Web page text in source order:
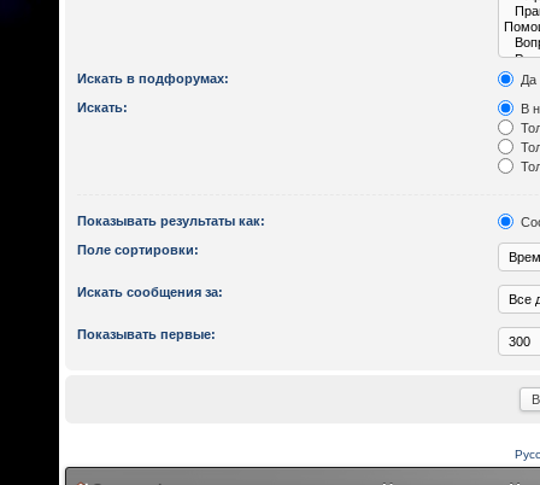
Искать в подфорумах:
Да
Искать:
В
Показывать результаты как:
Поле сортировки:
Искать сообщения за:
Показывать первые: